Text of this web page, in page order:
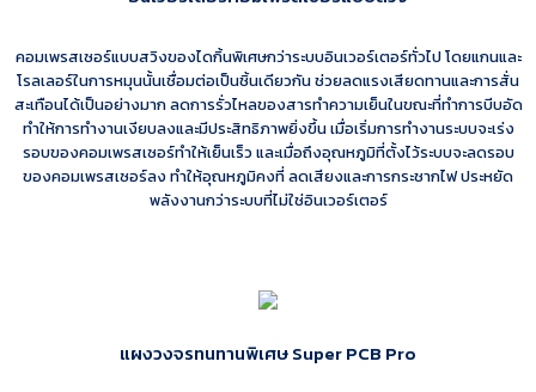
คอมเพรสเซอร์แบบสวิงของไดกิ้นพิเศษกว่าระบบอินเวอร์เตอร์ทั่วไป โดยแกนและ
โรลเลอร์ในการหมุนนั้นเชื่อมต่อเป็นชิ้นเดียวกัน ช่วยลดแรงเสียดทานและการสั่น
สะเทือนได้เป็นอย่างมาก ลดการรั่วไหลของสารทำความเย็นในขณะที่ทำการบีบอัด
ทำให้การทำงานเงียบลงและมีประสิทธิภาพยิ่งขึ้น เมื่อเริ่มการทำงานระบบจะเร่ง
รอบของคอมเพรสเซอร์ทำให้เย็นเร็ว และเมื่อถึงอุณหภูมิที่ตั้งไว้ระบบจะลดรอบ
ของคอมเพรสเซอร์ลง ทำให้อุณหภูมิคงที่ ลดเสียงและการกระชากไฟ ประหยัด
พลังงานกว่าระบบที่ไม่ใช่อินเวอร์เตอร์
แผงวงจรทนทานพิเศษ Super PCB Pro